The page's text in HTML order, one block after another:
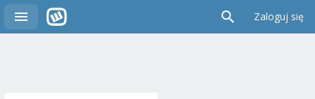
Zaloguj się